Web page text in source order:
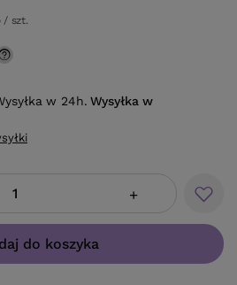
/ szt.
+
do koszyka
w 24h. Wysyłkaw